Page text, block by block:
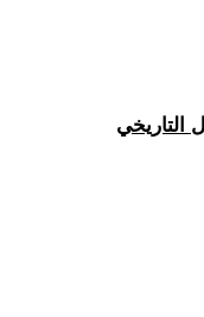
التاريخي